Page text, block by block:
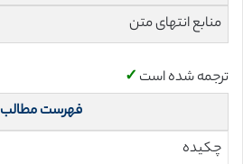
منابع انتهای متن
ترجمه شده است ✓
فهرست مطالب
چکیده